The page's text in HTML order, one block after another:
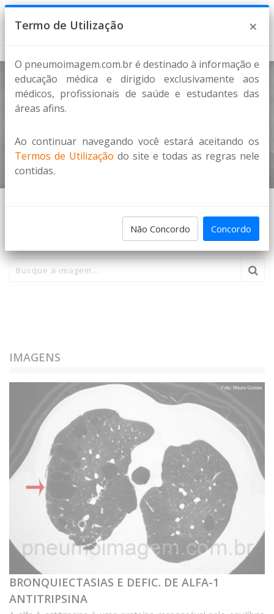
Deficiência de Alfa-1 antitripsina
Home Imagens
PESQUISA DE IMAGENS
IMAGENS
BRONQUIECTASIAS E DEFIC. DE ALFA-1
ANTITRIPSINA
×
Termo de Utilização
O pneumoimagem.com.br é destinado à informação e
educação médica e dirigido exclusivamente aos
médicos, profissionais de saúde e estudantes das
áreas afins.
Ao continuar navegando você estará aceitando os
Termos de Utilização do site e todas as regras nele
contidas.
Não Concordo Concordo